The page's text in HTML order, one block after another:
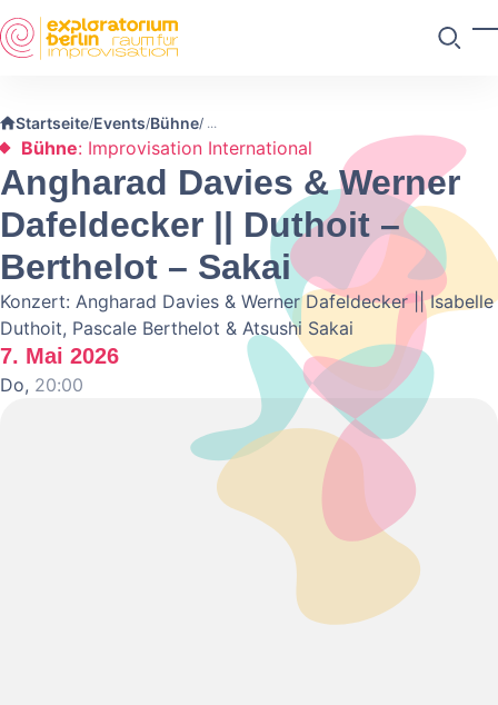
Skip to main content
Startseite/Events/Bühne/
Bühne: Improvisation International
Angharad Davies & Werner
Dafeldecker || Duthoit –
Berthelot – Sakai
Konzert: Angharad Davies & Werner Dafeldecker || Isabelle
Duthoit, Pascale Berthelot & Atsushi Sakai
7. Mai 2026
Do, 20:00